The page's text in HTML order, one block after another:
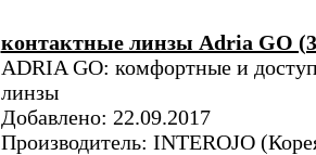
контактные линзы Adria GO
ADRIA GO: комфортные и
линзы
Добавлено: 22.09.2017
Производитель: INTEROJO